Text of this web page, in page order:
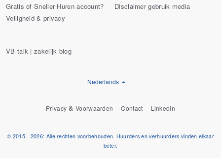
Gratis of Sneller Huren account?
Veiligheid & privacy
Disclaimer gebruik media
VB talk | zakelijk blog
Nederlands
Privacy &Voorwaarden Contact Linkedin
© 2015 - 2026: Alle rechten voorbehouden. Huurders en verhuurders vinden elkaar
beter.